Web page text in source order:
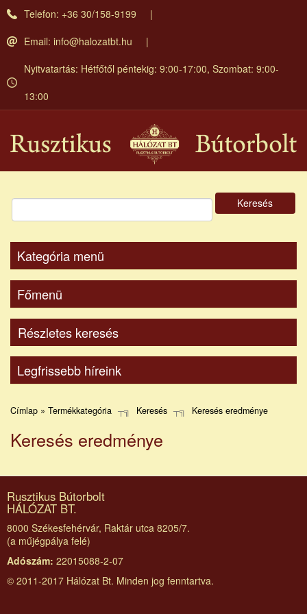
Ugrás
Telefon: +36 30/158-9199
Email: info@halozatbt.hu
Nyitvatartás: Hétfőtől péntekig: 9:00-17:00, Szombat: 9:00-
13:00
Keresés
Kategória menü
Főmenü
Részletes keresés
Legfrissebb híreink
Címlap » Termékkategória Keresés Keresés eredménye
Keresés eredménye
Rusztikus Bútorbolt
HÁLÓZAT BT.
8000 Székesfehérvár, Raktár utca 8205/7.
(a műjégpálya felé)
Adószám: 22015088-2-07
© 2011-2017 Hálózat Bt. Minden jog fenntartva.